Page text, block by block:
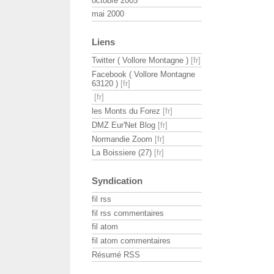
mai 2000
Liens
Twitter ( Vollore Montagne )
Facebook ( Vollore Montagne
63120 )
les Monts du Forez
DMZ Eur'Net Blog
Normandie Zoom
La Boissiere (27)
Syndication
fil rss
fil rss commentaires
fil atom
fil atom commentaires
Résumé RSS